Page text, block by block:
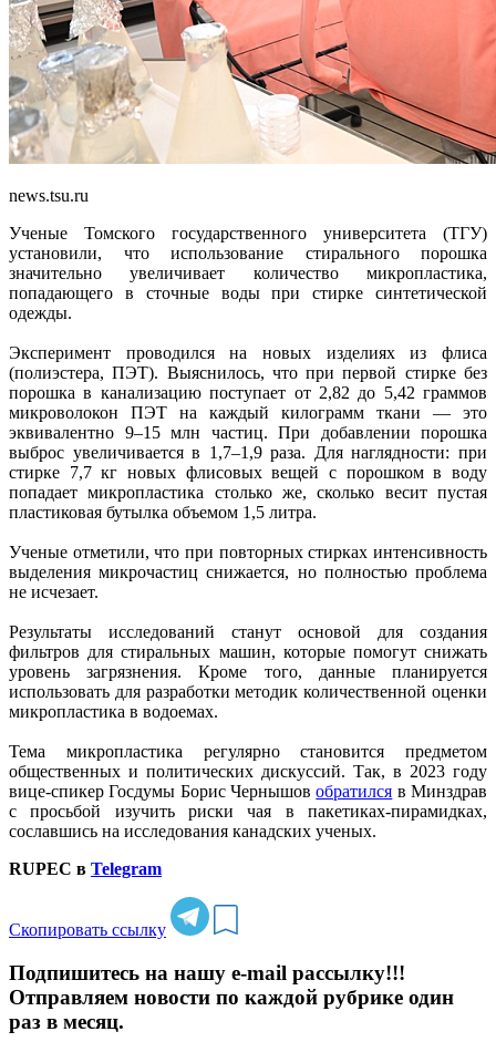
news.tsu.ru
Ученые Томского государственного университета (ТГУ)
установили, что использование стирального порошка
значительно увеличивает количество микропластика,
попадающего в сточные воды при стирке синтетической
одежды.
Эксперимент проводился на новых изделиях из флиса
(полиэстера, ПЭТ). Выяснилось, что при первой стирке без
порошка в канализацию поступает от 2,82 до 5,42 граммов
микроволокон ПЭТ на каждый килограмм ткани — это
эквивалентно 9–15 млн частиц. При добавлении порошка
выброс увеличивается в 1,7–1,9 раза. Для наглядности: при
стирке 7,7 кг новых флисовых вещей с порошком в воду
попадает микропластика столько же, сколько весит пустая
пластиковая бутылка объемом 1,5 литра.
Ученые отметили, что при повторных стирках интенсивность
выделения микрочастиц снижается, но полностью проблема
не исчезает.
Результаты исследований станут основой для создания
фильтров для стиральных машин, которые помогут снижать
уровень загрязнения. Кроме того, данные планируется
использовать для разработки методик количественной оценки
микропластика в водоемах.
Тема микропластика регулярно становится предметом
общественных и политических дискуссий. Так, в 2023 году
вице-спикер Госдумы Борис Чернышовобратился в Минздрав
с просьбой изучить риски чая в пакетиках-пирамидках,
сославшись на исследования канадских ученых.
RUPEC в Telegram
Скопировать ссылку
Подпишитесь на нашу e-mail рассылку!!!
Отправляем новости по каждой рубрике один
раз в месяц.